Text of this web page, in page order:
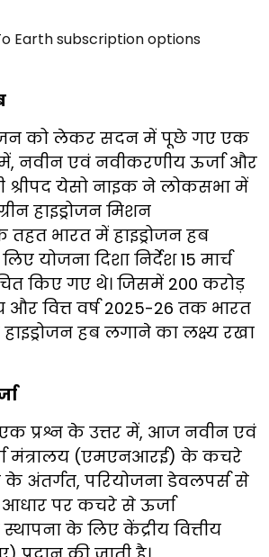
को लेकर सदन में पूछे गए एक
नवीन एवं नवीकरणीय ऊर्जा और
श्रीपद येसो नाइक ने लोकसभा में
हाइड्रोजन मिशन
भारत में हाइड्रोजन हब
योजना दिशा निर्देश 15 मार्च
किए गए थे। जिसमें 200 करोड़
वित्त वर्ष 2025-26 तक भारत
हब लगाने का लक्ष्य रखा
प्रश्न के उत्तर में, आज नवीन एवं
मंत्रालय (एमएनआरई) के कचरे
के अंतर्गत, परियोजना डेवलपर्स से
आधार पर कचरे से ऊर्जा
के लिए केंद्रीय वित्तीय